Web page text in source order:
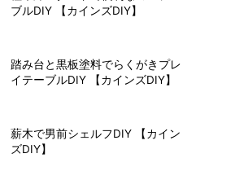
ブルDIY 【カインズDIY】
踏み台と黒板塗料でらくがきプレ
イテーブルDIY 【カインズDIY】
薪木で男前シェルフDIY 【カイン
ズDIY】